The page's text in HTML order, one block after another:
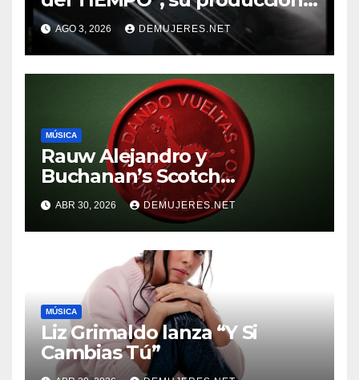
discográfica número 16. Y
anuncian gira internacional
por Sudamérica
AGO 3, 2026 DEMUJERES.NET
MÚSICA
Rauw Alejandro y
Buchanan’s Scotch
Whiskymarcan un hito para
la música
ABR 30, 2026 DEMUJERES.NET
MÚSICA
Liz Grimaldo lanza “Y Si
Cambias Tú”